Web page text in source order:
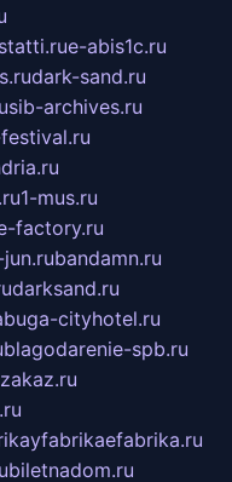
e-abis1c.ru
dark-sand.ru
sib-archives.ru
1-mus.ru
factory.ru
bandamn.ru
darksand.ru
cityhotel.ru
blagodarenie-spb.ru
biletnadom.ru